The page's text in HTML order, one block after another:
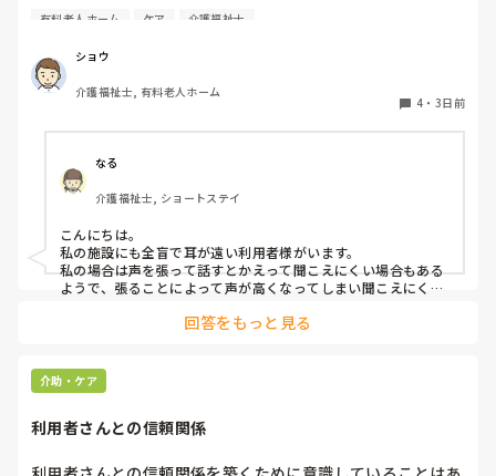
耳が遠く、目もあまり見えていない利用者様への声かけにつ
現在、私は「大きな声で、ゆっくり耳元でお話しする」とい
う方法で対応しています。
聞き取れると安心していただける方なので何とか理解しても
かり、痛めてしまうことがあります。
みなさんの職場で、このような方と関わる際に工夫している
ことや、喉に負担をかけずに意思疎通ができる良い方法など
よろしくお願いします。
有料老人ホーム ケア 介護福祉士
ショウ
介護福祉士, 有料老人ホーム
4 ・ 3日前
なる
介護福祉士, ショートステイ
こんにちは。
私の施設にも全盲で耳が遠い利用者様がいます。
私の場合は声を張って話すとかえって聞こえにくい場合もある
ようで、張ることによって声が高くなってしまい聞こえにくい
回答をもっと見る
介助・ケア
利用者さんとの信頼関係